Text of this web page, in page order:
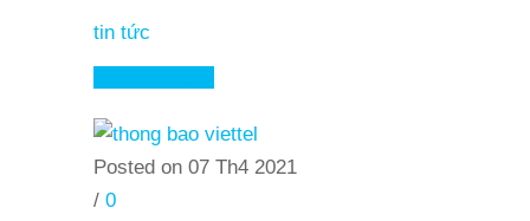
tin tức
Posted on 07 Th4 2021
/ 0